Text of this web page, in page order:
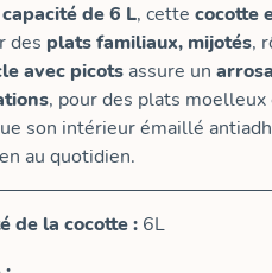
de 6 L, cette cocotte
des plats familiaux, mijotés,
avec picots assure un
, pour des plats moelleux
son intérieur émaillé
au quotidien.
de la cocotte : 6L